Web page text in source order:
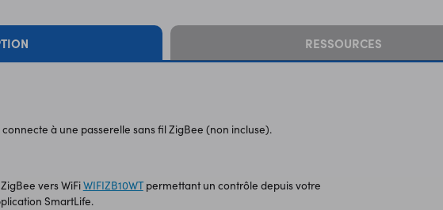
RESSOURCES
à une passerelle sans fil ZigBee (non incluse).
vers WiFiWIFIZB10WTpermettant un contrôle depuis votre
SmartLife.